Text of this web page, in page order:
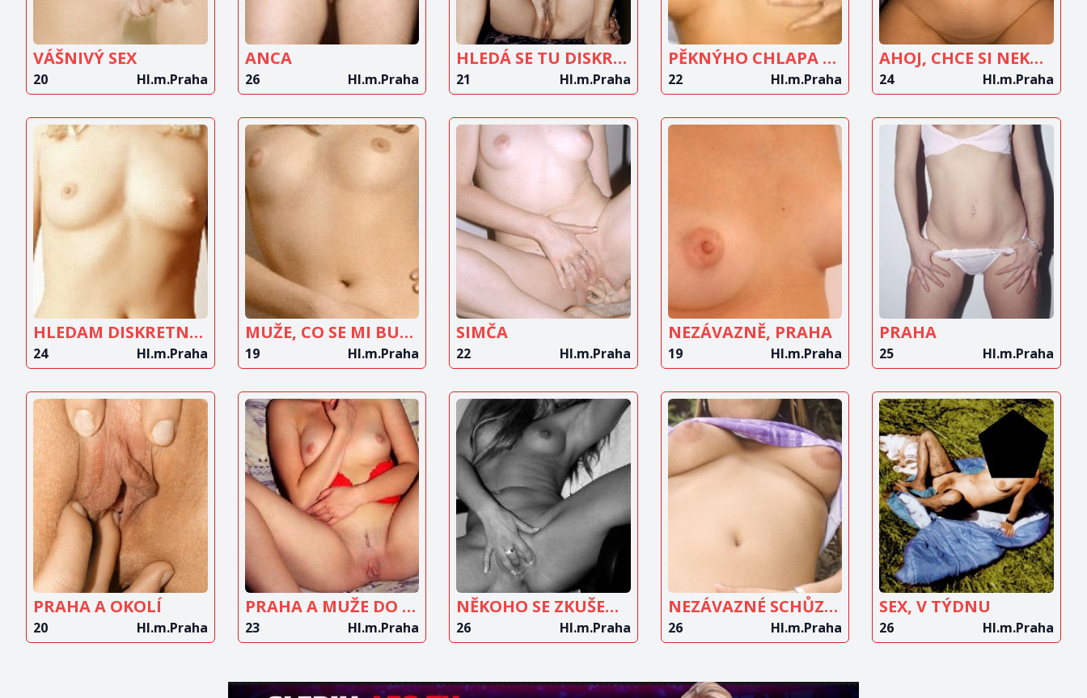
VÁŠNIVÝ SEX
20 Hl.m.Praha
ANCA
26 Hl.m.Praha
HLEDÁ SE TU DISKRÉTNÍ MUŽ DO 50 LET
21 Hl.m.Praha
PĚKNÝHO CHLAPA NA SEX?
22 Hl.m.Praha
AHOJ, CHCE SI NEKDO UZIT...?
24 Hl.m.Praha
ZOBRAZIT
INZERÁT
HLEDAM DISKRETNIHO MUZE
24 Hl.m.Praha
INZERÁT
MUŽE, CO SE MI BUDE VĚNOVAT
19 Hl.m.Praha
ZOBRAZIT
INZERÁT
SIMČA
22 Hl.m.Praha
ZOBRAZIT
INZERÁT
NEZÁVAZNĚ, PRAHA
19 Hl.m.Praha
ZOBRAZIT
INZERÁT
PRAHA
25 Hl.m.Praha
ZOBRAZIT
INZERÁT
PRAHA A OKOLÍ
20 Hl.m.Praha
ZOBRAZIT
INZERÁT
PRAHA A MUŽE DO 50 LET
23 Hl.m.Praha
ZOBRAZIT
INZERÁT
NĚKOHO SE ZKUŠENOSTMI
26 Hl.m.Praha
ZOBRAZIT
INZERÁT
NEZÁVAZNÉ SCHŮZKY PRAHA
26 Hl.m.Praha
ZOBRAZIT
INZERÁT
SEX, V TÝDNU
26 Hl.m.Praha